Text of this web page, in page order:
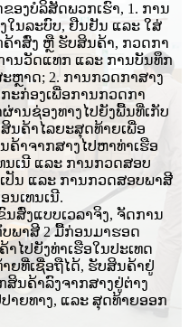
ອງບໍລິສັດພວກເຮົາ, 1. ການ
ໃນລະບົບ, ຢືນຢັນ ແລະ ໃສ່
ຄ້າສົ່ງ ຫຼື ຮັບສິນຄ້າ, ກວດກາ
ານວັດແທກ ແລະ ການບັນທຶກ
າດ; 2. ການກວດກາສາງ
ະກ່ອງເພື່ອການກວດກາ
ານຊ່ອງທາງໄປຍັງພື້ນທີ່ເກັບ
ນຄ້າໄລຍະສຸດທ້າຍເພື່ອ
າຈາກສາງໄປຫາທ່າເຮືອ
ນເນີ ແລະ ການກວດສອບ
ປັນ ແລະ ການກວດສອບພາສີ
ນເທນເນີ.
ສົ່ງແບບເວລາຈິງ, ຈັດການ
ບພາສີ 2 ມື້ກ່ອນມາຮອດ
ໄປຍັງທ່າເຮືອໃນປະເທດ
ຍທີ່ເຊື່ອຖືໄດ້, ຮັບສິນຄ້າຢູ່
ສິນຄ້າລົງຈາກສາງຢູ່ຕ່າງ
າຍທາງ, ແລະ ສຸດທ້າຍອອກ